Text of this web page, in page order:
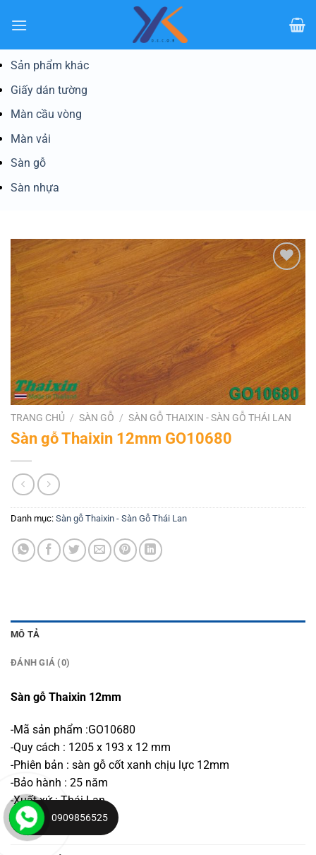
qua
dungSản phẩm khác
Giấy dán tường
Màn cầu vòng
Màn vải
Sàn gỗ
Sàn nhựa
Yêu
thích
TRANG CHỦ / SÀN GỖ / SÀN GỖ THAIXIN - SÀN GỖ THÁI LAN
Sàn gỗ Thaixin 12mm GO10680
Danh mục: Sàn gỗ Thaixin - Sàn Gỗ Thái Lan
MÔ TẢ
ĐÁNH GIÁ (0)
Sàn gỗ Thaixin 12mm
-Mã sản phẩm :GO10680
-Quy cách : 1205 x 193 x 12 mm
-Phiên bản : sàn gỗ cốt xanh chịu lực 12mm
-Bảo hành : 25 năm
-Xuất xứ : Thái Lan
0909856525